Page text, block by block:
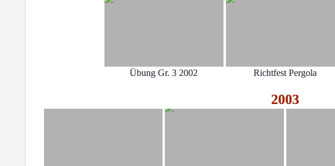
Übung Gr. 3 2002 Richtfest Pergola
2003